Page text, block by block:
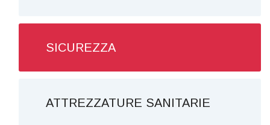
SICUREZZA
ATTREZZATURE SANITARIE